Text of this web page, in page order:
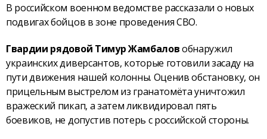
В российском военном ведомстве рассказали о новых
подвигах бойцов в зоне проведения СВО.
Гвардии рядовой Тимур Жамбаловобнаружил
украинских диверсантов, которые готовили засаду на
пути движения нашей колонны. Оценив обстановку, он
прицельным выстрелом из гранатомёта уничтожил
вражеский пикап, а затем ликвидировал пять
боевиков, не допустив потерь с российской стороны.